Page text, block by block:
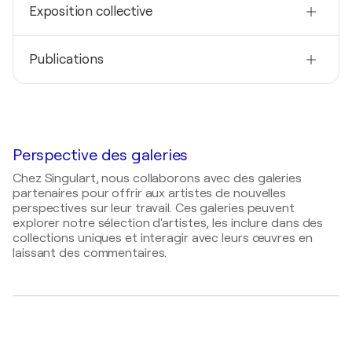
1978
Carre D'Artistes Gallery / CARRE D ARTISTES -
Exposition collective
Looking for Frida Kahlo / Drents Museum - Assen,
Publications
Omroep Max- participant on national tv show in
the Netherlands: "stars on the canvas"
2022
Edge of Humanity Magazine- no title
2020
&C magazine- no title
GQ Magazine UK- no title
Perspective des galeries
Chez Singulart, nous collaborons avec des galeries
partenaires pour offrir aux artistes de nouvelles
perspectives sur leur travail. Ces galeries peuvent
explorer notre sélection d'artistes, les inclure dans des
collections uniques et interagir avec leurs œuvres en
laissant des commentaires.